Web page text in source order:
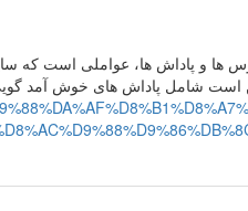
ها و پاداش‌ ها، عواملی است که
است شامل پاداش‌ های خوش‌ آمد